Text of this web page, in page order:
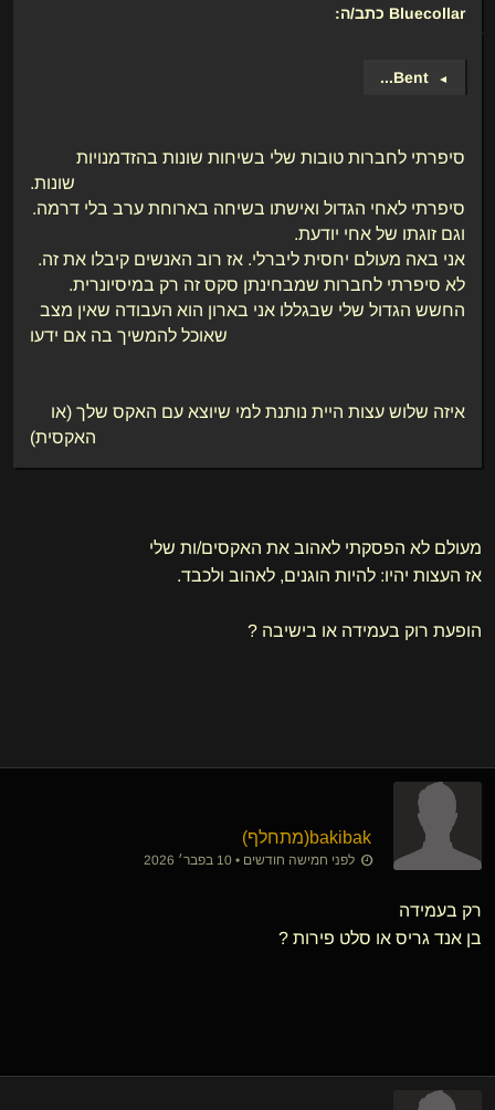
Bluecollar כתב/ה:
►
Bent
...
סיפרתי לחברות טובות שלי בשיחות שונות בהזדמנויות
שונות.
סיפרתי לאחי הגדול ואישתו בשיחה בארוחת ערב בלי דרמה.
וגם זוגתו של אחי יודעת.
אני באה מעולם יחסית ליברלי. אז רוב האנשים קיבלו את זה.
לא סיפרתי לחברות שמבחינתן סקס זה רק במיסיונרית.
החשש הגדול שלי שבגללו אני בארון הוא העבודה שאין מצב
שאוכל להמשיך בה אם ידעו
איזה שלוש עצות היית נותנת למי שיוצא עם האקס שלך (או
האקסית)
מעולם לא הפסקתי לאהוב את האקסים/ות שלי
אז העצות יהיו: להיות הוגנים, לאהוב ולכבד.
הופעת רוק בעמידה או בישיבה ?
bakibak​(מתחלף)
לפני חמישה חודשים • 10 בפבר׳ 2026
רק בעמידה
בן אנד גריס או סלט פירות ?